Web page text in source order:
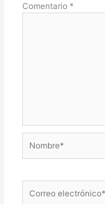
Comentario *
electrónico*